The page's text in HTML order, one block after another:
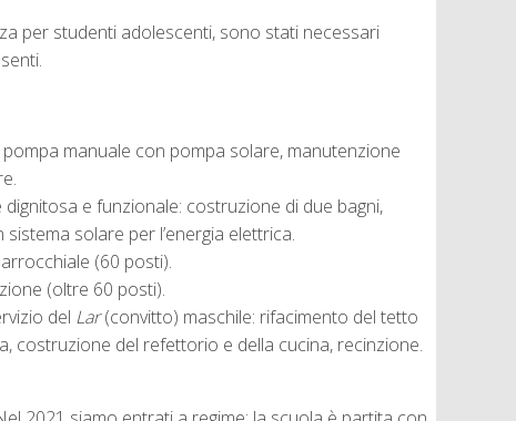
per studenti adolescenti, sono stati necessari
manuale con pompa solare, manutenzione
e funzionale: costruzione di due bagni,
solare per l’energia elettrica.
(60 posti).
(oltre 60 posti).
del Lar(convitto) maschile: rifacimento del tetto
costruzione del refettorio e della cucina, recinzione.